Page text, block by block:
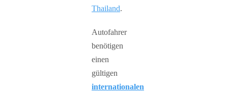
Thailand.
Autofahrer
benötigen
einen
gültigen
internationalen